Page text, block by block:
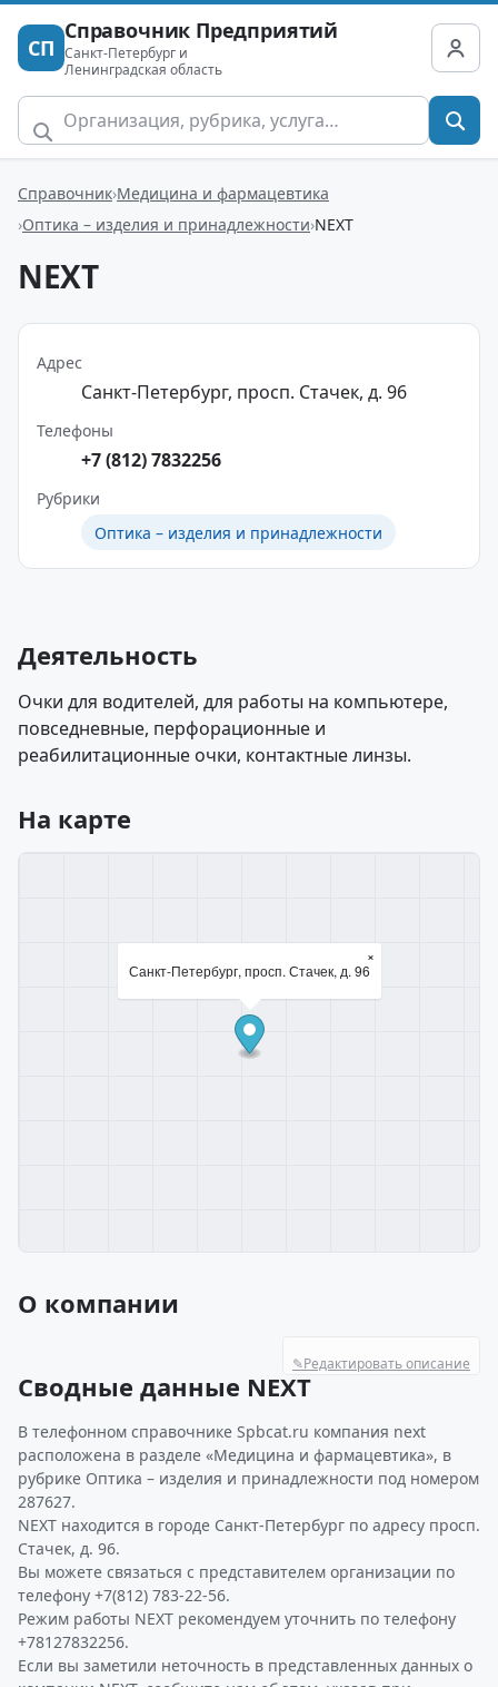
СП
Справочник Предприятий
Санкт-Петербург и
Ленинградская область
Справочник Медицина и фармацевтика
Оптика – изделия и принадлежности NEXT
NEXT
Адрес
Санкт-Петербург, просп. Стачек, д. 96
Телефоны
+7 (812) 7832256
Рубрики
Оптика – изделия и принадлежности
Деятельность
Очки для водителей, для работы на компьютере,
повседневные, перфорационные и
реабилитационные очки, контактные линзы.
На карте
Санкт-Петербург, просп. Стачек, д. 96
×
О компании
✎Редактировать описание
Сводные данные NEXT
В телефонном справочнике Spbcat.ru компания next
расположена в разделе «Медицина и фармацевтика», в
рубрике Оптика – изделия и принадлежности под номером
287627.
NEXT находится в городе Санкт-Петербург по адресу просп.
Стачек, д. 96.
Вы можете связаться с представителем организации по
телефону +7(812) 783-22-56.
Режим работы NEXT рекомендуем уточнить по телефону
+78127832256.
Если вы заметили неточность в представленных данных о